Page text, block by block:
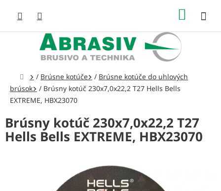
obsah
Domov
/ Brúsne kotúče / Brúsne kotúče do uhlových
brúsok
/ Brúsny kotúč 230x7,0x22,2 T27 Hells Bells
EXTREME, HBX23070
Brúsny kotúč 230x7,0x22,2 T27
Hells Bells EXTREME, HBX23070